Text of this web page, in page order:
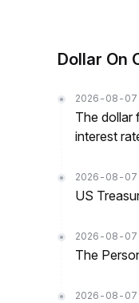
Dollar On
2026-08-07
The dollar
interest
2026-08-07
US
2026-08-07
The
2026-08-07